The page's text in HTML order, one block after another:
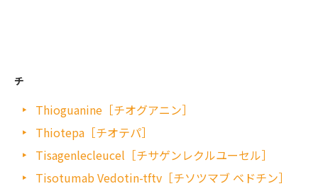
チ
Thioguanine［チオグアニン］
Thiotepa［チオテパ］
Tisagenlecleucel［チサゲンレクルユーセル］
Tisotumab Vedotin-tftv［チソツマブ ベドチン］